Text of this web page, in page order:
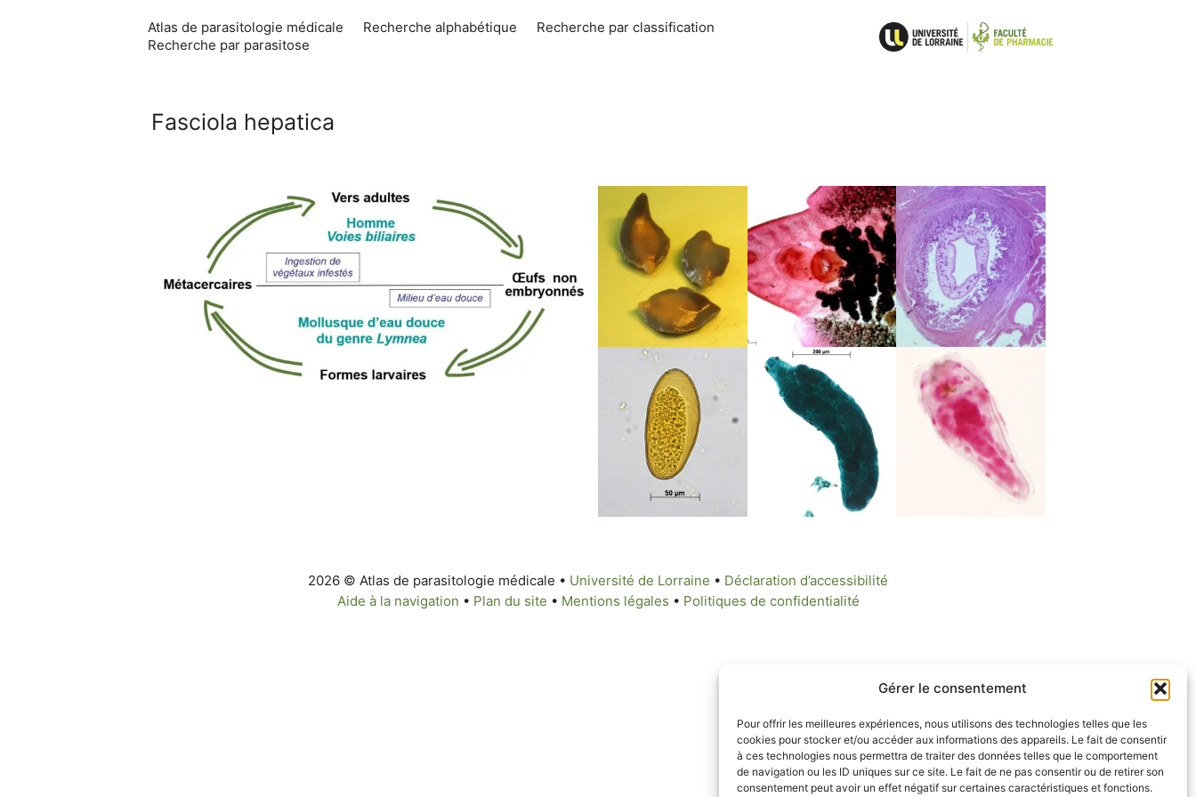
Gérer le consentement
Pour offrir les meilleures expériences, nous utilisons des technologies telles que les
cookies pour stocker et/ou accéder aux informations des appareils. Le fait de consentir
à ces technologies nous permettra de traiter des données telles que le comportement
de navigation ou les ID uniques sur ce site. Le fait de ne pas consentir ou de retirer son
consentement peut avoir un effet négatif sur certaines caractéristiques et fonctions.
Atlas de parasitologie médicale Recherche alphabétique
Recherche par classification
Recherche par parasitose
Fasciola hepatica
2026 © Atlas de parasitologie médicale • Université de Lorraine • Déclaration d’accessibilité
Aide à la navigation • Plan du site • Mentions légales • Politiques de confidentialité